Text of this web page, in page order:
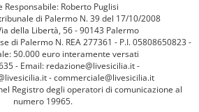
Responsabile: Roberto Puglisi
di Palermo N. 39 del 17/10/2008
della Libertà, 56 - 90143 Palermo
di Palermo N. REA 277361 - P.I. 05808650823 -
50.000 euro interamente versati
- Email: redazione@livesicilia.it -
- commerciale@livesicilia.it
Registro degli operatori di comunicazione al
numero 19965.